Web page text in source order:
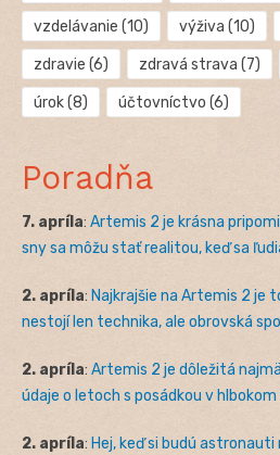
vzdelávanie (10) výživa (10)
zdravie (6) zdravá strava (7)
úrok(8) účtovníctvo (6)
Poradňa
7. apríla: Artemis 2 je krásna
sny sa môžu stať realitou, keď sa
2. apríla: Najkrajšie na Artemis 2
nestojí len technika, ale obrovská
2. apríla: Artemis 2 je dôležitá
údaje o letoch s posádkou v hlbokom
2. apríla: Hej, keď si budú